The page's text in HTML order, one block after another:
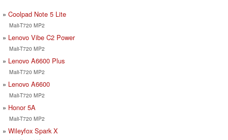
Coolpad Note 5 Lite
Mali-T720 MP2
Lenovo Vibe C2 Power
Mali-T720 MP2
Lenovo A6600 Plus
Mali-T720 MP2
Lenovo A6600
Mali-T720 MP2
Honor 5A
Mali-T720 MP2
Wileyfox Spark X